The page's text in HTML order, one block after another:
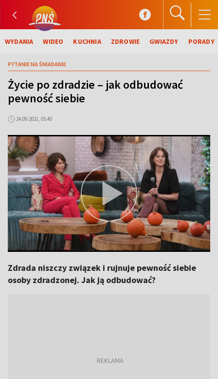
WYDANIA WIDEO KUCHNIA ZDROWIE GWIAZDY PORADY
PYTANIE NA ŚNIADANIE
Życie po zdradzie – jak odbudować
pewność siebie
24.09.2021, 05:40
Zdrada niszczy związek i rujnuje pewność siebie
osoby zdradzonej. Jak ją odbudować?